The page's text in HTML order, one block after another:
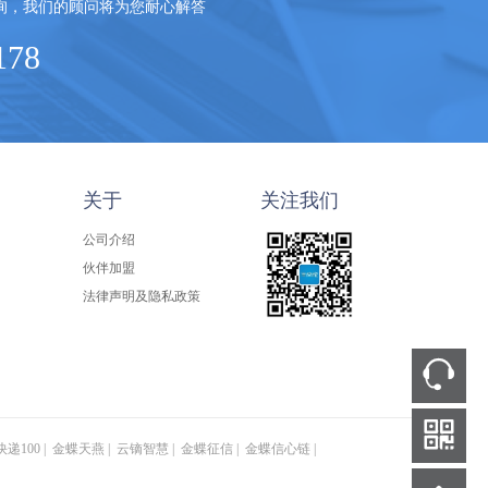


，我们的顾问将为您耐心解答
关于
公司介绍
伙伴加盟
法律声明及隐私政策
关注我们
递100 | 金蝶天燕 | 云镝智慧 | 金蝶征信 | 金蝶信心链 |